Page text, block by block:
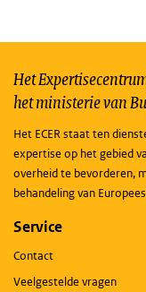
Het
het ministerie van
Het ECER staat ten
expertise op het gebied
overheid te bevorderen,
behandeling van
Service
Contact
Veelgestelde vragen